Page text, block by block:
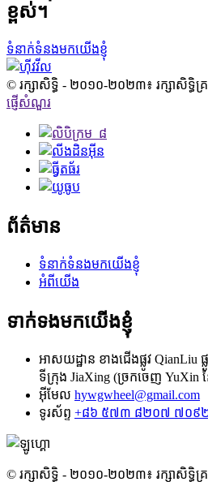
ខ្ពស់។
ទំនាក់ទំនងមកយើងខ្ញុំ
© រក្សាសិទ្ធិ - ២០១០-២០២៣៖ រក្សាសិទ្ធិគ្
ផ្ញើសំណួរ
ព័ត៌មាន
ទំនាក់ទំនងមកយើងខ្ញុំ
អំពីយើង
ទាក់ទងមកយើងខ្ញុំ
អាសយដ្ឋាន ខាងជើងផ្លូវ QianLiu
ទីក្រុង JiaXing (ច្រកចេញ YuXin ន
អ៊ីមែល hywgwheel@gmail.com
ទូរស័ព្ទ +៨៦ ៥៧៣ ៨២០៧ ៧០៩
© រក្សាសិទ្ធិ - ២០១០-២០២៣៖ រក្សាសិទ្ធិគ្